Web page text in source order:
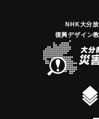
NHK大分
復興デザイン